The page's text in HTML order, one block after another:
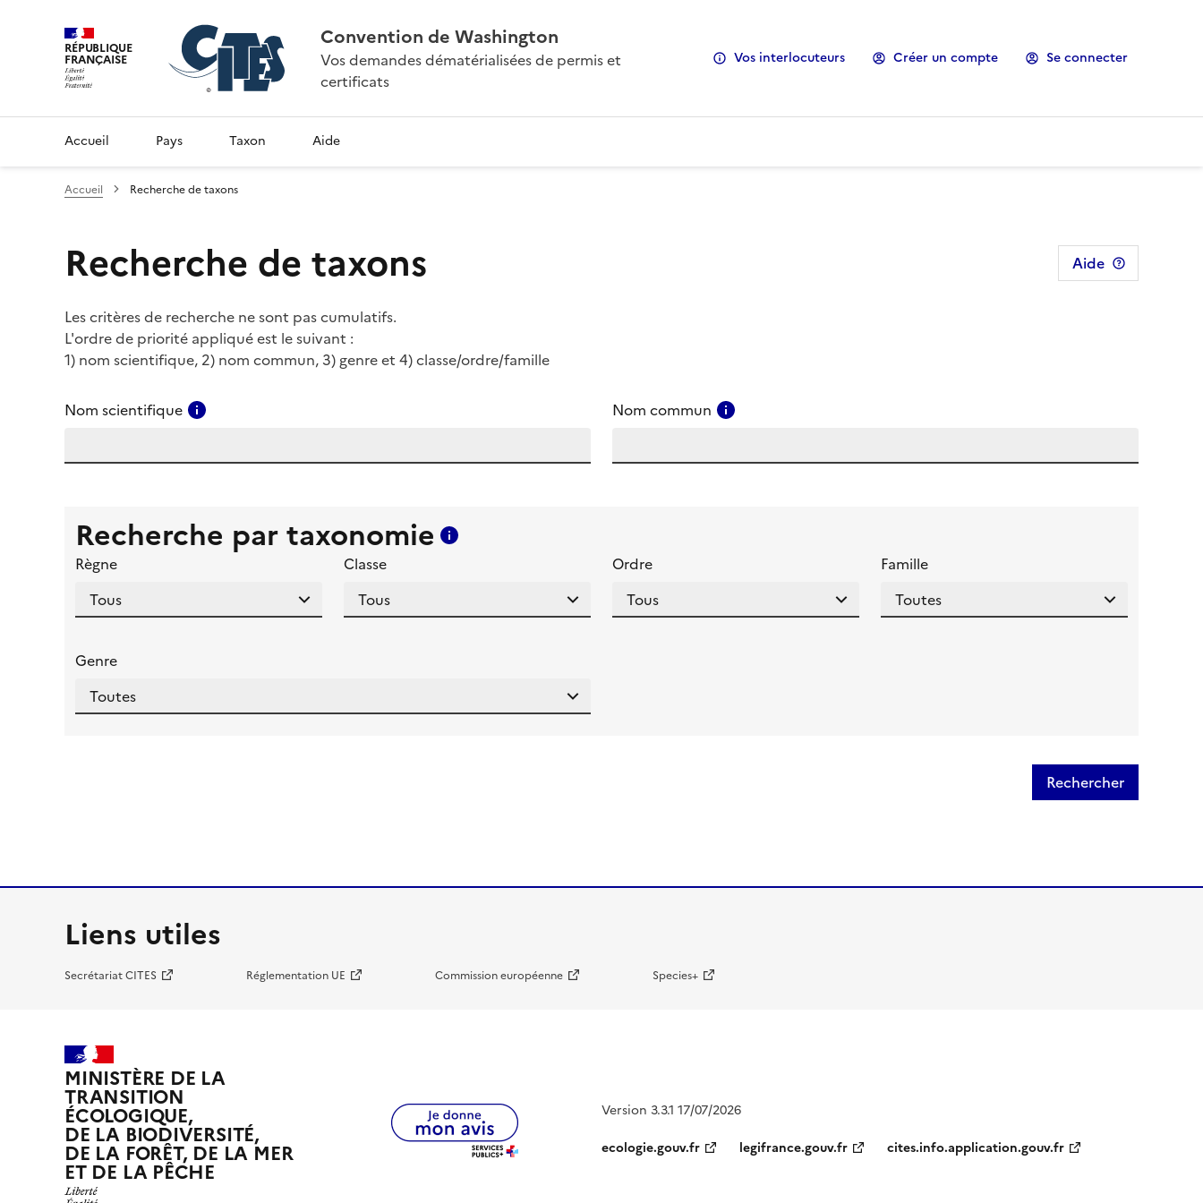
RÉPUBLIQUE
FRANÇAISE
Convention de Washington
Vos demandes dématérialisées de permis et
certificats
Vos interlocuteurs Créer un compte Se connecter
Accueil Pays Taxon Aide
Accueil Recherche de taxons
Recherche de taxons Aide
Les critères de recherche ne sont pas cumulatifs.
L'ordre de priorité appliqué est le suivant :
1) nom scientifique, 2) nom commun, 3) genre et 4) classe/ordre/famille
Nom scientifique Nom commun
Recherche par taxonomie
Règne
Classe Ordre Famille
Genre
Rechercher
Liens utiles
Secrétariat CITES Réglementation UE Commission européenne Species+
MINISTÈRE DE LA
TRANSITION
ÉCOLOGIQUE,
DE LA BIODIVERSITÉ,
DE LA FORÊT, DE LA MER
ET DE LA PÊCHE
Version 3.3.1 17/07/2026
ecologie.gouv.fr
legifrance.gouv.fr cites.info.application.gouv.fr